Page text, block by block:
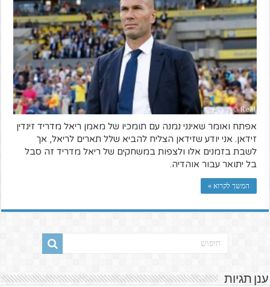
אפתח ואומר שאינני נמנה עם תומכיו של מאמן ריאל מדריד זינדין
זידאן. אני יודע שזידאן הצליח להביא שלל תארים לריאל, אך
לשבת בזמנים אלו ולצפות במשחקים של ריאל מדריד זה סבל
בל יתואר עבור אוהדיה.
המשך לקרוא »
ענן תגיות